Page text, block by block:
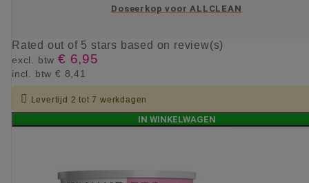
Doseerkop voor ALLCLEAN
Rated out of 5 stars based on review(s)
excl. btw € 6,95
incl. btw € 8,41
 Levertijd 2 tot 7 werkdagen
IN WINKELWAGEN